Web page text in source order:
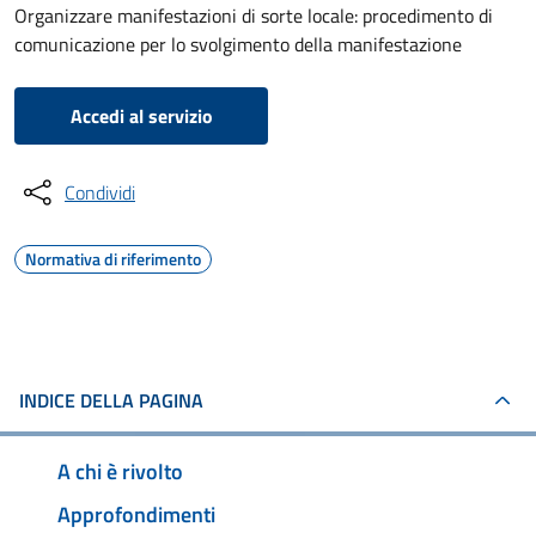
Organizzare manifestazioni di sorte locale: procedimento di
comunicazione per lo svolgimento della manifestazione
Accedi al servizio
Condividi
Normativa di riferimento
INDICE DELLA PAGINA
A chi è rivolto
Approfondimenti